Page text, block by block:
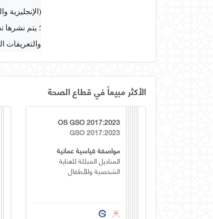
والتعريفات
الأكثر مبيعاً في قطاع الصحة
OS GSO 2017:2023
GSO 2017:2023
مواصفة قياسية عمانية
المناديل المبللة للعناية
الشخصية وللأطفال